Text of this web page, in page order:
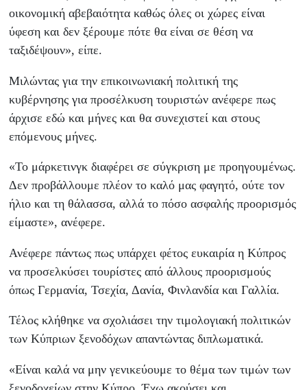
οικονομική αβεβαιότητα καθώς όλες οι χώρες είναι
ύφεση και δεν ξέρουμε πότε θα είναι σε θέση να
ταξιδέψουν», είπε.
Μιλώντας για την επικοινωνιακή πολιτική της
κυβέρνησης για προσέλκυση τουριστών ανέφερε πως
άρχισε εδώ και μήνες και θα συνεχιστεί και στους
επόμενους μήνες.
«Το μάρκετινγκ διαφέρει σε σύγκριση με προηγουμένως.
Δεν προβάλλουμε πλέον το καλό μας φαγητό, ούτε τον
ήλιο και τη θάλασσα, αλλά το πόσο ασφαλής προορισμός
είμαστε», ανέφερε.
Ανέφερε πάντως πως υπάρχει φέτος ευκαιρία η Κύπρος
να προσελκύσει τουρίστες από άλλους προορισμούς
όπως Γερμανία, Τσεχία, Δανία, Φινλανδία και Γαλλία.
Τέλος κλήθηκε να σχολιάσει την τιμολογιακή πολιτικών
των Κύπριων ξενοδόχων απαντώντας διπλωματικά.
«Είναι καλά να μην γενικεύουμε το θέμα των τιμών των